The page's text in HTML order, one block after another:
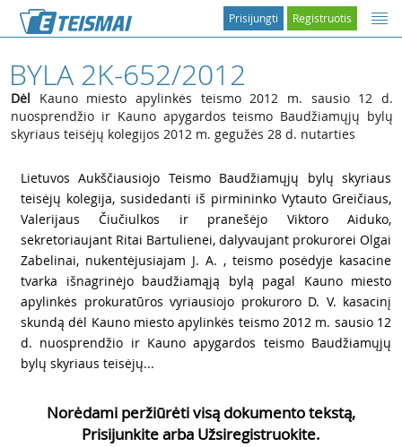
Registruotis
Prisijungti
BYLA 2K-652/2012
Dėl Kauno miesto apylinkės teismo 2012 m. sausio 12 d.
nuosprendžio ir Kauno apygardos teismo Baudžiamųjų bylų
skyriaus teisėjų kolegijos 2012 m. gegužės 28 d. nutarties
Lietuvos Aukščiausiojo Teismo Baudžiamųjų bylų skyriaus
teisėjų kolegija, susidedanti iš pirmininko Vytauto Greičiaus,
Valerijaus Čiučiulkos ir pranešėjo Viktoro Aiduko,
sekretoriaujant Ritai Bartulienei, dalyvaujant prokurorei Olgai
Zabelinai, nukentėjusiajam J. A. , teismo posėdyje kasacine
tvarka išnagrinėjo baudžiamąją bylą pagal Kauno miesto
apylinkės prokuratūros vyriausiojo prokuroro D. V. kasacinį
skundą dėl Kauno miesto apylinkės teismo 2012 m. sausio 12
d. nuosprendžio ir Kauno apygardos teismo Baudžiamųjų
bylų skyriaus teisėjų...
Norėdami peržiūrėti visą dokumento tekstą,
Prisijunkite arba Užsiregistruokite.